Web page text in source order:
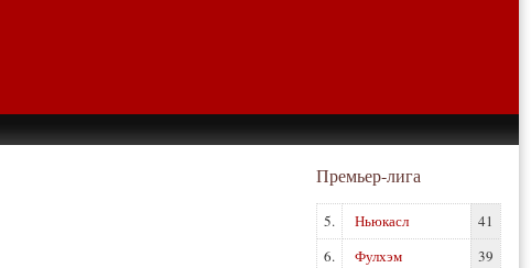
Премьер-лига
5. Ньюкасл
41
6.
Фулхэм 39